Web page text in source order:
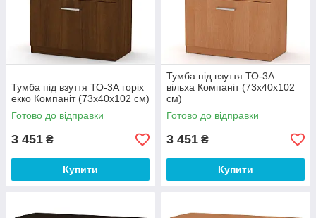
Тумба під взуття ТО-3А горіх
екко Компаніт (73х40х102 см)
Готово до відправки
3 451 ₴
Купити
Тумба під взуття ТО-3А
вільха Компаніт (73х40х102
см)
Готово до відправки
3 451 ₴
Купити